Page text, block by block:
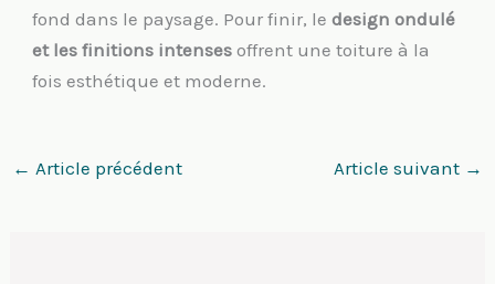
fond dans le paysage. Pour finir, ledesign ondulé
et les finitions intenses offrent une toiture à la
fois esthétique et moderne.
← Article précédent Article suivant →